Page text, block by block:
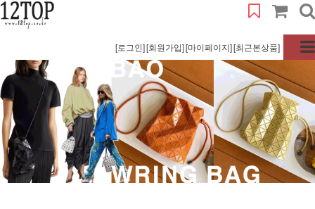
[로그인][회원가입][마이페이지][최근본상품]